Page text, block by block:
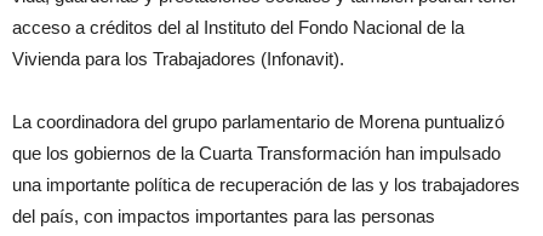
acceso a créditos del al Instituto del Fondo Nacional de la
Vivienda para los Trabajadores (Infonavit).
La coordinadora del grupo parlamentario de Morena puntualizó
que los gobiernos de la Cuarta Transformación han impulsado
una importante política de recuperación de las y los trabajadores
del país, con impactos importantes para las personas